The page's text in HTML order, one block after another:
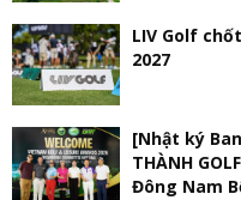
LIV Golf
2027
[Nhật ký
THÀNH
Đông Nam